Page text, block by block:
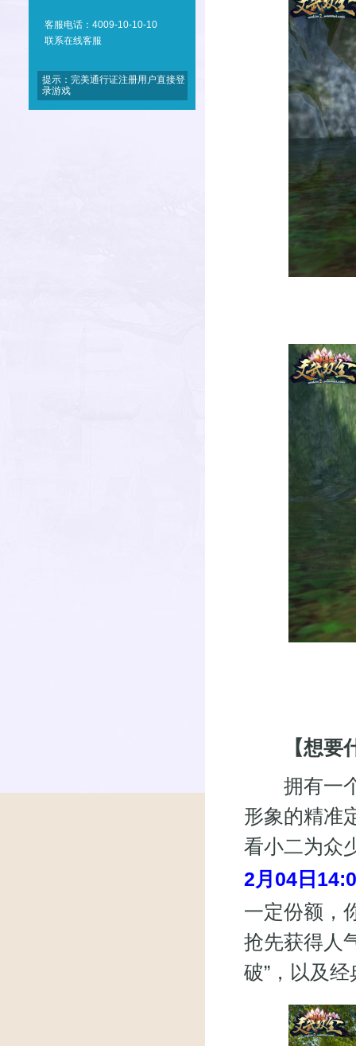
客服电话：4009-10-10-10
联系在线客服
提示：完美通行证注册用户直接登
录游戏
【想要
拥有一个
形象的精准
看小二为众
2月04日
一定份额，
抢先获得人
破”，以及